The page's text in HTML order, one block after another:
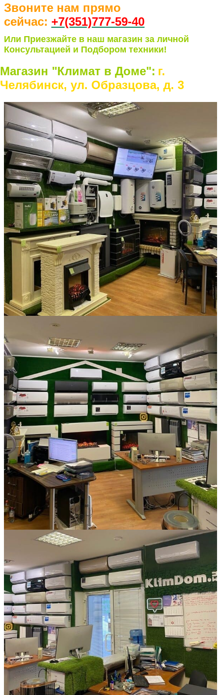
Звоните нам прямо
сейчас: +7(351)777-59-40
Или Приезжайте в наш магазин за личной
Консультацией и Подбором техники!
Магазин "Климат в Доме": г.
Челябинск, ул. Образцова, д. 3